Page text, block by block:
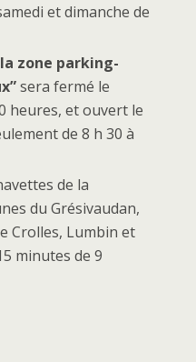
et dimanche de
la zone parking-
sera fermé le
heures, et ouvert le
de 8 h 30 à
de la
du Grésivaudan,
Crolles, Lumbin et
minutes de 9